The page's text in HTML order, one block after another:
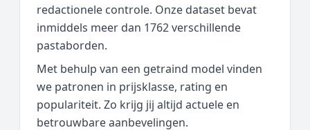
redactionele controle. Onze dataset bevat
inmiddels meer dan 1762 verschillende
pastaborden.
Met behulp van een getraind model vinden
we patronen in prijsklasse, rating en
populariteit. Zo krijg jij altijd actuele en
betrouwbare aanbevelingen.